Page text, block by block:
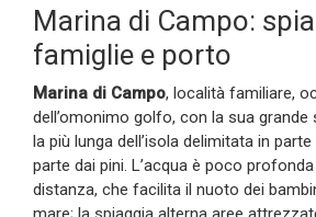
Marina di Campo:
famiglie e porto
Marina di Campo, località familiare,
dell’omonimo golfo, con la sua grande
la più lunga dell’isola delimitata in
parte dai pini. L’acqua è poco
distanza, che facilita il nuoto dei